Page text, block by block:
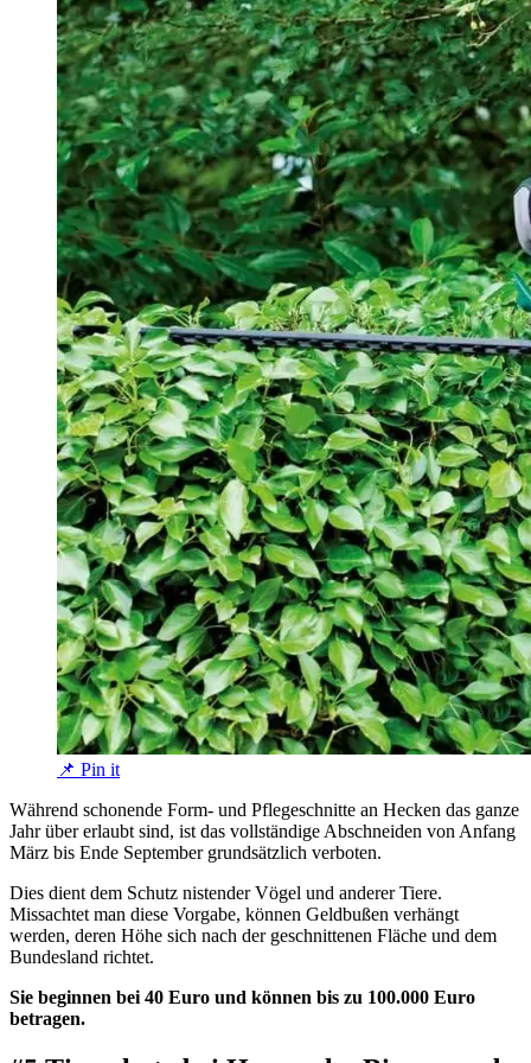
📌 Pin it
Während schonende Form- und Pflegeschnitte an Hecken das ganze
Jahr über erlaubt sind, ist das vollständige Abschneiden von Anfang
März bis Ende September grundsätzlich verboten.
Dies dient dem Schutz nistender Vögel und anderer Tiere.
Missachtet man diese Vorgabe, können Geldbußen verhängt
werden, deren Höhe sich nach der geschnittenen Fläche und dem
Bundesland richtet.
Sie beginnen bei 40 Euro und können bis zu 100.000 Euro
betragen.